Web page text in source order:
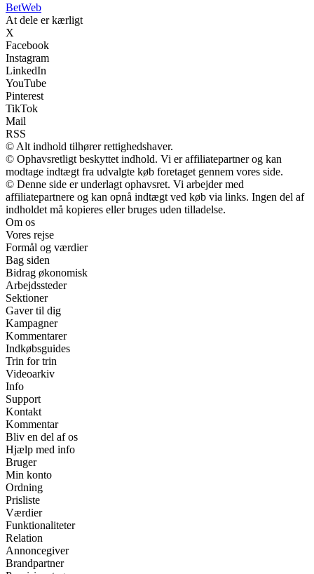
BetWeb
At dele er kærligt
X
Facebook
Instagram
LinkedIn
YouTube
Pinterest
TikTok
Mail
RSS
© Alt indhold tilhører rettighedshaver.
© Ophavsretligt beskyttet indhold. Vi er affiliatepartner og kan
modtage indtægt fra udvalgte køb foretaget gennem vores side.
© Denne side er underlagt ophavsret. Vi arbejder med
affiliatepartnere og kan opnå indtægt ved køb via links. Ingen del af
indholdet må kopieres eller bruges uden tilladelse.
Om os
Vores rejse
Formål og værdier
Bag siden
Bidrag økonomisk
Arbejdssteder
Sektioner
Gaver til dig
Kampagner
Kommentarer
Indkøbsguides
Trin for trin
Videoarkiv
Info
Support
Kontakt
Kommentar
Bliv en del af os
Hjælp med info
Bruger
Min konto
Ordning
Prisliste
Værdier
Funktionaliteter
Relation
Annoncegiver
Brandpartner